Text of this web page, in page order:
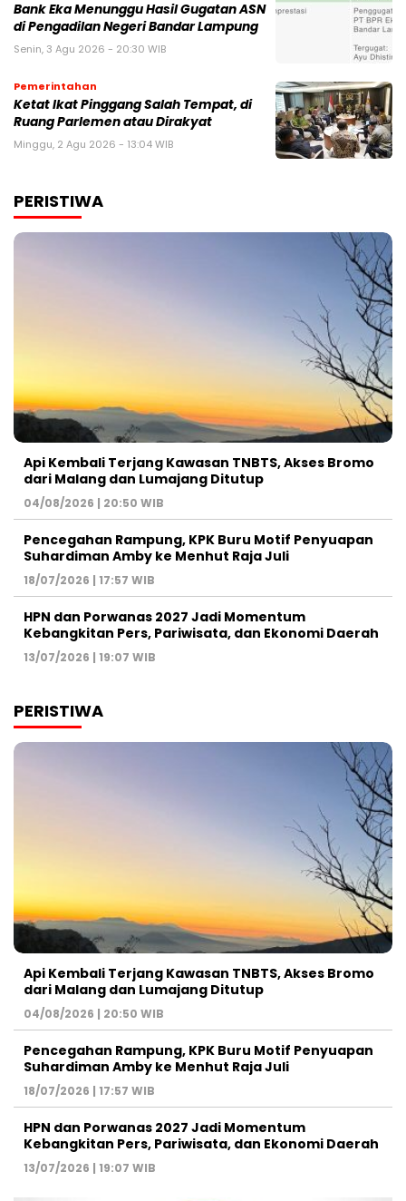
Bank Eka Menunggu Hasil Gugatan ASN
di Pengadilan Negeri Bandar Lampung
Senin, 3 Agu 2026 - 20:30 WIB
Pemerintahan
Ketat Ikat Pinggang Salah Tempat, di
Ruang Parlemen atau Dirakyat
Minggu, 2 Agu 2026 - 13:04 WIB
PERISTIWA
Api Kembali Terjang Kawasan TNBTS, Akses Bromo
dari Malang dan Lumajang Ditutup
04/08/2026 | 20:50 WIB
Pencegahan Rampung, KPK Buru Motif Penyuapan
Suhardiman Amby ke Menhut Raja Juli
18/07/2026 | 17:57 WIB
HPN dan Porwanas 2027 Jadi Momentum
Kebangkitan Pers, Pariwisata, dan Ekonomi Daerah
13/07/2026 | 19:07 WIB
PERISTIWA
Api Kembali Terjang Kawasan TNBTS, Akses Bromo
dari Malang dan Lumajang Ditutup
04/08/2026 | 20:50 WIB
Pencegahan Rampung, KPK Buru Motif Penyuapan
Suhardiman Amby ke Menhut Raja Juli
18/07/2026 | 17:57 WIB
HPN dan Porwanas 2027 Jadi Momentum
Kebangkitan Pers, Pariwisata, dan Ekonomi Daerah
13/07/2026 | 19:07 WIB